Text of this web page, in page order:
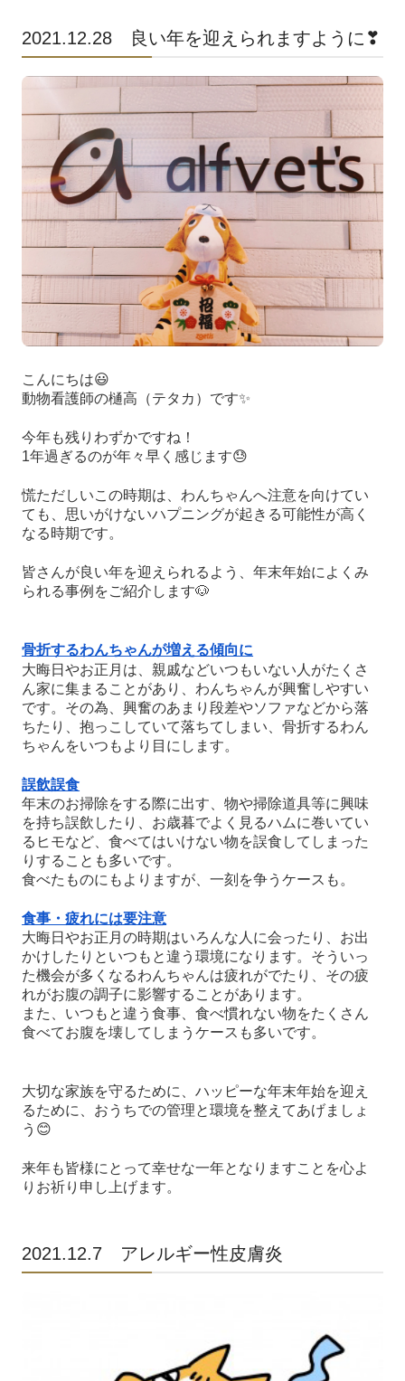
ペットホテル ALF VET's IN
ヘルスケア＆ドッグフィットネス
高気圧酸素カプセル
ドッグラン
パピーホール
2021.12.28 良い年を迎えられますように❣
こんにちは😃
動物看護師の樋高 （テタカ ） です✨
今年も残りわずかですね！
1年過ぎるのが年々早く感じます😓
慌ただしいこの時期は、わんちゃんへ注意を向けてい
ても、思いがけないハプニングが起きる可能性が高く
なる時期です。
皆さんが良い年を迎えられるよう、年末年始によくみ
られる事例をご紹介します🐶
骨折するわんちゃんが増える傾向に
大晦日やお正月は、親戚などいつもいない人がたくさ
ん家に集まることがあり、わんちゃんが興奮しやすい
です。その為、興奮のあまり段差やソファなどから落
ちたり、抱っこしていて落ちてしまい、骨折するわん
ちゃんをいつもより目にします。
誤飲誤食
年末のお掃除をする際に出す、物や掃除道具等に興味
を持ち誤飲したり、お歳暮でよく見るハムに巻いてい
るヒモなど、食べてはいけない物を誤食してしまった
りすることも多いです。
食べたものにもよりますが、一刻を争うケースも。
食事・疲れには要注意
大晦日やお正月の時期はいろんな人に会ったり、お出
かけしたりといつもと違う環境になります。そういっ
た機会が多くなるわんちゃんは疲れがでたり、その疲
れがお腹の調子に影響することがあります。
また、いつもと違う食事、食べ慣れない物をたくさん
食べてお腹を壊してしまうケースも多いです。
大切な家族を守るために、ハッピーな年末年始を迎え
るために、おうちでの管理と環境を整えてあげましょ
う 😊
来年も皆様にとって幸せな一年となりますことを心よ
りお祈り申し上げます。
2021.12.7 アレルギー性皮膚炎